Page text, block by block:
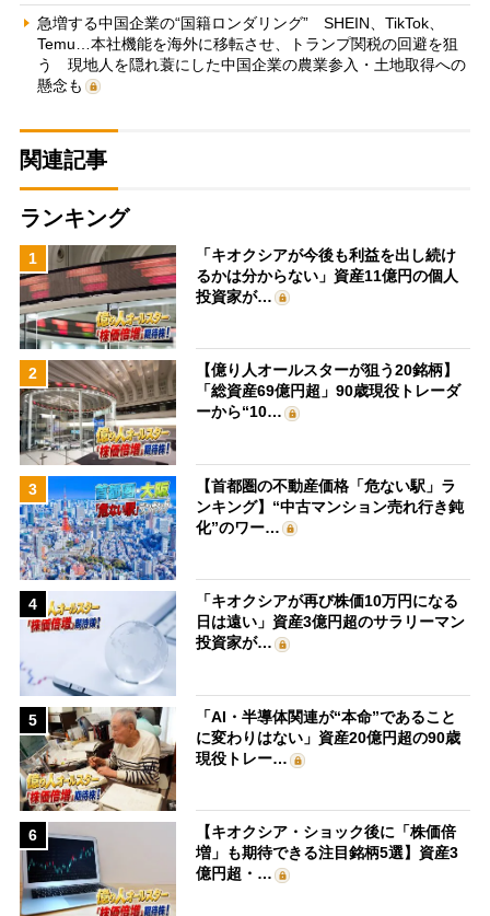
急増する中国企業の“国籍ロンダリング” SHEIN、TikTok、
Temu…本社機能を海外に移転させ、トランプ関税の回避を狙
う 現地人を隠れ蓑にした中国企業の農業参入・土地取得への
懸念も
関連記事
ランキング
1
「キオクシアが今後も利益を出し続け
るかは分からない」資産11億円の個人
投資家が…
2
【億り人オールスターが狙う20銘柄】
「総資産69億円超」90歳現役トレーダ
ーから“10…
3
【首都圏の不動産価格「危ない駅」ラ
ンキング】“中古マンション売れ行き鈍
化”のワー…
4
「キオクシアが再び株価10万円になる
日は遠い」資産3億円超のサラリーマン
投資家が…
5
「AI・半導体関連が“本命”であること
に変わりはない」資産20億円超の90歳
現役トレー…
6
【キオクシア・ショック後に「株価倍
増」も期待できる注目銘柄5選】資産3
億円超・…